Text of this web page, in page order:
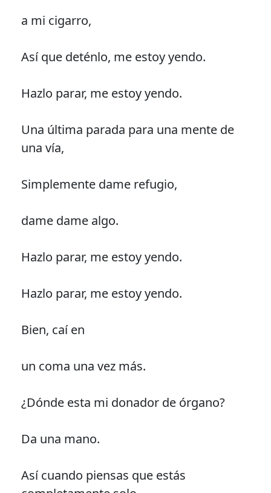
a mi cigarro,
Así que deténlo, me estoy yendo.
Hazlo parar, me estoy yendo.
Una última parada para una mente de
una vía,
Simplemente dame refugio,
dame dame algo.
Hazlo parar, me estoy yendo.
Hazlo parar, me estoy yendo.
Bien, caí en
un coma una vez más.
¿Dónde esta mi donador de órgano?
Da una mano.
Así cuando piensas que estás